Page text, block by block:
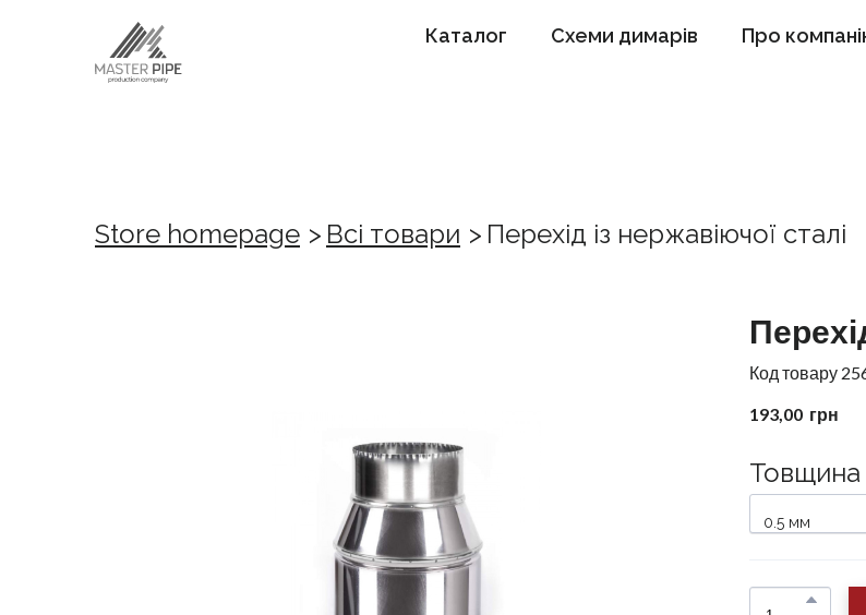
Каталог Схеми димарів Про
Store homepage Всі товари Перехід із нержавіючої сталі
Код товару
193,00  грн
Товщина